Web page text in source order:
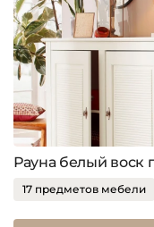
17 предметов мебели